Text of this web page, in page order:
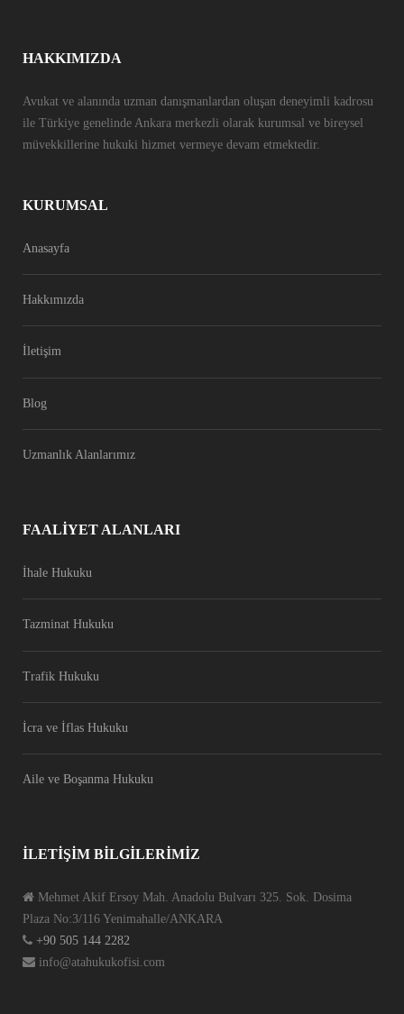
HAKKIMIZDA
Avukat ve alanında uzman danışmanlardan oluşan deneyimli kadrosu
ile Türkiye genelinde Ankara merkezli olarak kurumsal ve bireysel
müvekkillerine hukuki hizmet vermeye devam etmektedir.
KURUMSAL
Anasayfa
Hakkımızda
İletişim
Blog
Uzmanlık Alanlarımız
FAALIYET ALANLARI
İhale Hukuku
Tazminat Hukuku
Trafik Hukuku
İcra ve İflas Hukuku
Aile ve Boşanma Hukuku
İLETIŞIM BILGILERIMIZ
Mehmet Akif Ersoy Mah. Anadolu Bulvarı 325. Sok. Dosima
Plaza No:3/116 Yenimahalle/ANKARA
+90 505 144 2282
info@atahukukofisi.com